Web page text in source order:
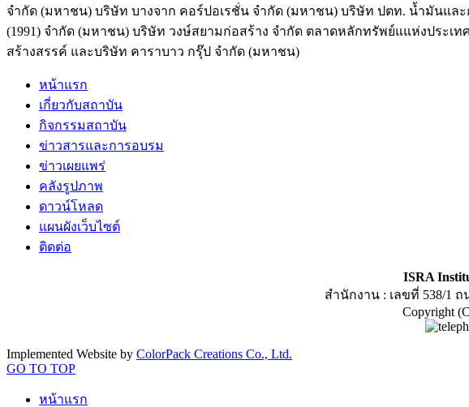
จำกัด (มหาชน) บริษัท บางจาก คอร์ปอเรชั่น จำกัด (มหาชน) บริษัท ปตท. น้ำมันแล
(1991) จำกัด (มหาชน) บริษัท วงษ์สยามก่อสร้าง จำกัด ตลาดหลักทรัพย์แแห่งปร
สร้างสรรค์ และบริษัท คาราบาว กรุ๊ป จำกัด (มหาชน)
หน้าแรก
เกี่ยวกับสถาบัน
กิจกรรมสถาบัน
ข่าวสารและการอบรม
ข่าวเผยแพร่
คลังรูปภาพ
ดาวน์โหลด
แผนผังเว็บไซต์
ติดต่อ
ISRA
สำนักงาน : เลขที่ 538/1
Copyright
Implemented Website by ColorPack Creations Co., Ltd.
GO TO TOP
หน้าแรก